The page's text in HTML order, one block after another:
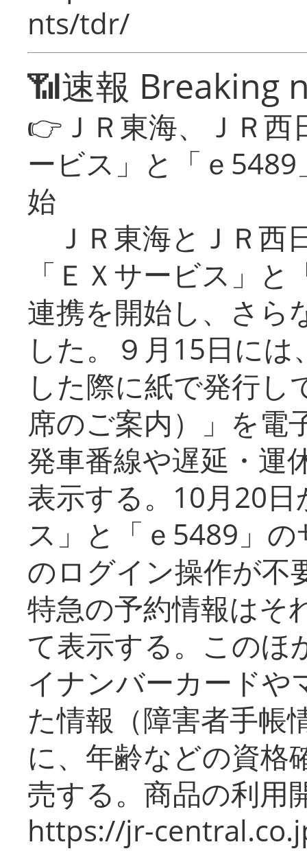
nts/tdr/
📶速報 Breaking
👉ＪＲ東海、ＪＲ
ービス」と「ｅ
始
ＪＲ東海とＪＲ西
「ＥＸサービス」
連携を開始し、さら
した。９月15日に
した際に紙で発行し
席のご案内）」を電
発車番線や遅延・運
表示する。10月20
ス」と「ｅ5489」
のログイン操作が不
特急の予約情報はそ
て表示する。このほ
イナンバーカードや
た情報（障害者手帳
に、年齢などの資格
売する。商品の利用
https://jr-